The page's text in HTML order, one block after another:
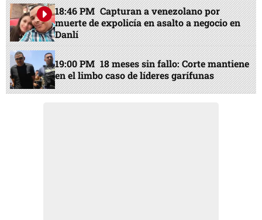
18:46 PM Capturan a venezolano por
muerte de expolicía en asalto a negocio en
Danlí
19:00 PM 18 meses sin fallo: Corte mantiene
en el limbo caso de líderes garífunas